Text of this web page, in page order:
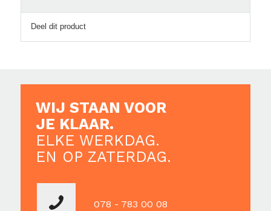
Deel dit product
WIJ STAAN VOOR
JE KLAAR.
ELKE WERKDAG.
EN OP ZATERDAG.
078 - 783 00 08